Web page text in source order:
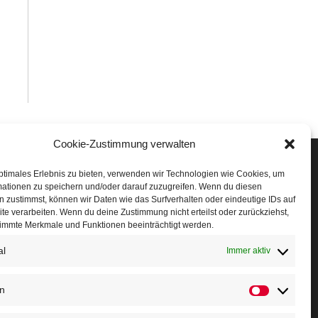
Cookie-Zustimmung verwalten
Erlebnis zu bieten, verwenden wir Technologien wie Cookies, um
zu speichern und/oder darauf zuzugreifen. Wenn du diesen
zustimmst, können wir Daten wie das Surfverhalten oder eindeutige IDs auf
verarbeiten. Wenn du deine Zustimmung nicht erteilst oder zurückziehst,
Merkmale und Funktionen beeinträchtigt werden.
Immer aktiv
Statistiken
Run